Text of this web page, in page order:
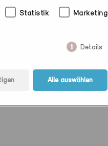
ist Träger
Statistik Marketing
Details
Alle auswählen